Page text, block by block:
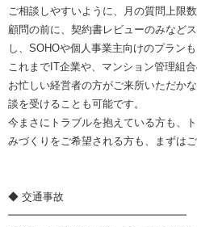
ご相談しやすいように、月の質問上限
顧問の前に、契約書レビューのみなど
し、SOHOや個人事業主向けのプラン
これまでIT企業や、マンション管理組
お忙しい経営者の方がご来所いただか
談を受けることも可能です。
今まさにトラブルを抱えている方も、
みづくりをご希望される方も、まずはご
◆ 交通事故
━━━━━━━━━━━━━━━━━